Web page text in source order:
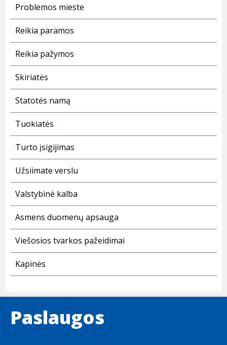
Problemos mieste
Reikia paramos
Reikia pažymos
Skiriatės
Statotės namą
Tuokiatės
Turto įsigijimas
Užsiimate verslu
Valstybinė kalba
Asmens duomenų apsauga
Viešosios tvarkos pažeidimai
Kapinės
Paslaugos